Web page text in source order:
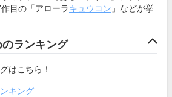
目の「アローラキュウコン 」などが挙
ランキング
はこちら！
キング